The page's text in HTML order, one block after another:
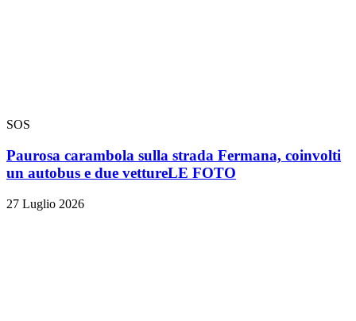
SOS
Paurosa carambola sulla strada Fermana, coinvolti
un autobus e due vettureLE FOTO
27 Luglio 2026